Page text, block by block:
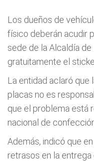
Los dueños de
físico deberán acudir
sede de la Alcaldía
gratuitamente el
La entidad aclaró que
placas no es
que el problema está
nacional de
Además, indicó que
retrasos en la